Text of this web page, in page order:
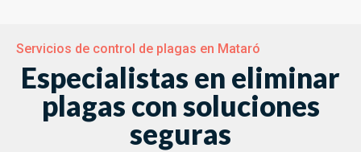
Servicios de control de plagas en Mataró
Especialistas en eliminar
plagas con soluciones
seguras